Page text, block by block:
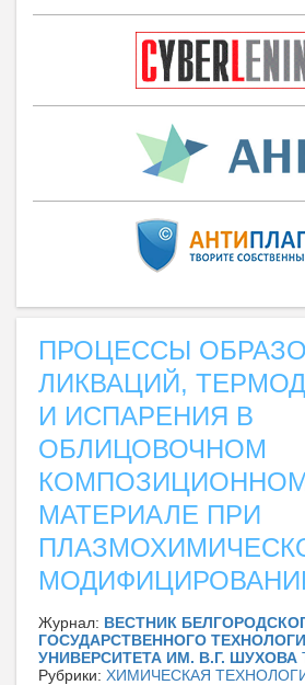
ПРОЦЕССЫ
ЛИКВАЦИЙ,
И ИСПАРЕНИЯ В
ОБЛИЦОВОЧНОМ
МАТЕРИАЛЕ ПРИ
Журнал: ВЕСТНИК
ГОСУДАРСТВЕННОГО
УНИВЕРСИТЕТА ИМ. В.Г. ШУХОВА
Рубрики: ХИМИЧЕСКАЯ